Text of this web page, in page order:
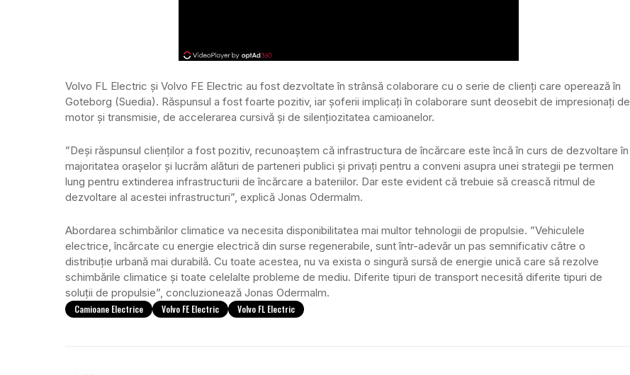
Volvo FL Electric și Volvo FE Electric au fost dezvoltate în strânsă colaborare cu o serie de clienți care operează în
Goteborg (Suedia). Răspunsul a fost foarte pozitiv, iar șoferii implicați în colaborare sunt deosebit de impresionați de
motor și transmisie, de accelerarea cursivă și de silențiozitatea camioanelor.
”Deși răspunsul clienților a fost pozitiv, recunoaștem că infrastructura de încărcare este încă în curs de dezvoltare în
majoritatea orașelor și lucrăm alături de parteneri publici și privați pentru a conveni asupra unei strategii pe termen
lung pentru extinderea infrastructurii de încărcare a bateriilor. Dar este evident că trebuie să crească ritmul de
dezvoltare al acestei infrastructuri”, explică Jonas Odermalm.
Abordarea schimbărilor climatice va necesita disponibilitatea mai multor tehnologii de propulsie. ”Vehiculele
electrice, încărcate cu energie electrică din surse regenerabile, sunt într-adevăr un pas semnificativ către o
distribuție urbană mai durabilă. Cu toate acestea, nu va exista o singură sursă de energie unică care să rezolve
schimbările climatice și toate celelalte probleme de mediu. Diferite tipuri de transport necesită diferite tipuri de
soluții de propulsie”, concluzionează Jonas Odermalm.
Camioane Electrice Volvo FE Electric Volvo FL Electric